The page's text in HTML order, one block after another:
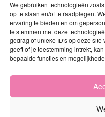
We gebruiken technologieën
op te slaan en/of te raadplegen.
ervaring te bieden en om
te stemmen met deze
gedrag of unieke ID's op deze site
geeft of je toestemming intrekt,
bepaalde functies en
LHBTI+
informatie
LHBTIQ+
LHBTI+